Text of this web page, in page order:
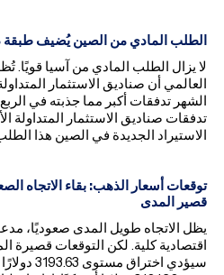
الطلب المادي من الصين يُضيف
لا يزال الطلب المادي من آسيا قويًا.
العالمي أن صناديق الاستثمار
الشهر تدفقات أكبر مما جذبته في الربع
تدفقات صناديق الاستثمار المتداولة
الاستيراد الجديدة في الصين هذا
توقعات أسعار الذهب: بقاء الاتجاه
قصير المدى
يظل الاتجاه طويل المدى صعوديًا،
اقتصادية كلية. لكن التوقعات قصيرة
سيؤدي